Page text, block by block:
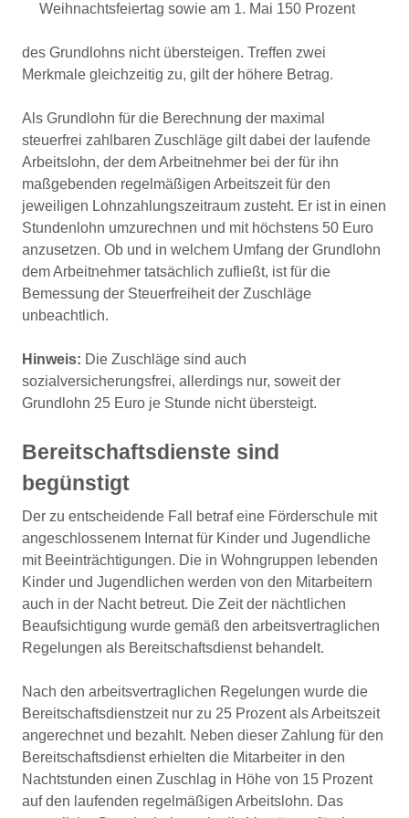
Weihnachtsfeiertag sowie am 1. Mai 150 Prozent
des Grundlohns nicht übersteigen. Treffen zwei
Merkmale gleichzeitig zu, gilt der höhere Betrag.
Als Grundlohn für die Berechnung der maximal
steuerfrei zahlbaren Zuschläge gilt dabei der laufende
Arbeitslohn, der dem Arbeitnehmer bei der für ihn
maßgebenden regelmäßigen Arbeitszeit für den
jeweiligen Lohnzahlungszeitraum zusteht. Er ist in einen
Stundenlohn umzurechnen und mit höchstens 50 Euro
anzusetzen. Ob und in welchem Umfang der Grundlohn
dem Arbeitnehmer tatsächlich zufließt, ist für die
Bemessung der Steuerfreiheit der Zuschläge
unbeachtlich.
Hinweis: Die Zuschläge sind auch
sozialversicherungsfrei, allerdings nur, soweit der
Grundlohn 25 Euro je Stunde nicht übersteigt.
Bereitschaftsdienste sind
begünstigt
Der zu entscheidende Fall betraf eine Förderschule mit
angeschlossenem Internat für Kinder und Jugendliche
mit Beeinträchtigungen. Die in Wohngruppen lebenden
Kinder und Jugendlichen werden von den Mitarbeitern
auch in der Nacht betreut. Die Zeit der nächtlichen
Beaufsichtigung wurde gemäß den arbeitsvertraglichen
Regelungen als Bereitschaftsdienst behandelt.
Nach den arbeitsvertraglichen Regelungen wurde die
Bereitschaftsdienstzeit nur zu 25 Prozent als Arbeitszeit
angerechnet und bezahlt. Neben dieser Zahlung für den
Bereitschaftsdienst erhielten die Mitarbeiter in den
Nachtstunden einen Zuschlag in Höhe von 15 Prozent
auf den laufenden regelmäßigen Arbeitslohn. Das